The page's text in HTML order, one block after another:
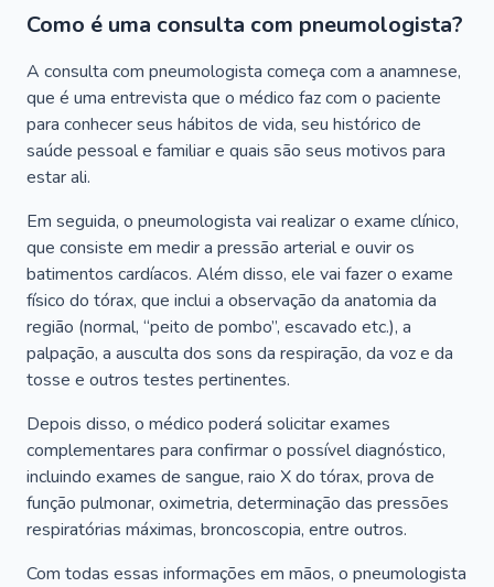
Como é uma consulta com pneumologista?
A consulta com pneumologista começa com a anamnese,
que é uma entrevista que o médico faz com o paciente
para conhecer seus hábitos de vida, seu histórico de
saúde pessoal e familiar e quais são seus motivos para
estar ali.
Em seguida, o pneumologista vai realizar o exame clínico,
que consiste em medir a pressão arterial e ouvir os
batimentos cardíacos. Além disso, ele vai fazer o exame
físico do tórax, que inclui a observação da anatomia da
região (normal, “peito de pombo”, escavado etc.), a
palpação, a ausculta dos sons da respiração, da voz e da
tosse e outros testes pertinentes.
Depois disso, o médico poderá solicitar exames
complementares para confirmar o possível diagnóstico,
incluindo exames de sangue, raio X do tórax, prova de
função pulmonar, oximetria, determinação das pressões
respiratórias máximas, broncoscopia, entre outros.
Com todas essas informações em mãos, o pneumologista